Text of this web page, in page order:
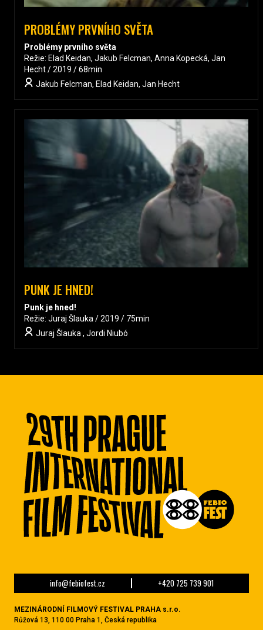
PROBLÉMY PRVNÍHO SVĚTA
Problémy prvního světa
Režie: Elad Keidan, Jakub Felcman, Anna Kopecká, Jan
Hecht / 2019 / 68min
Jakub Felcman, Elad Keidan, Jan Hecht
PUNK JE HNED!
Punk je hned!
Režie: Juraj Šlauka / 2019 / 75min
Juraj Šlauka , Jordi Niubó
info@febiofest.cz +420 725 739 901
MEZINÁRODNÍ FILMOVÝ FESTIVAL PRAHA s.r.o.
Růžová 13, 110 00 Praha 1, Česká republika